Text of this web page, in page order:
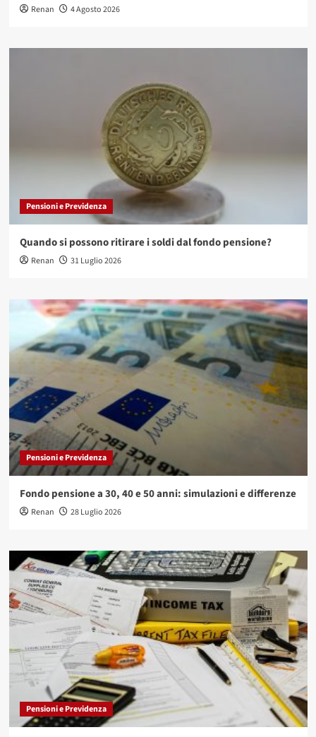
Renan 4 Agosto 2026
Pensioni e Previdenza
Quando si possono ritirare i soldi dal fondo pensione?
Renan 31 Luglio 2026
Pensioni e Previdenza
Fondo pensione a 30, 40 e 50 anni: simulazioni e differenze
Renan 28 Luglio 2026
Pensioni e Previdenza